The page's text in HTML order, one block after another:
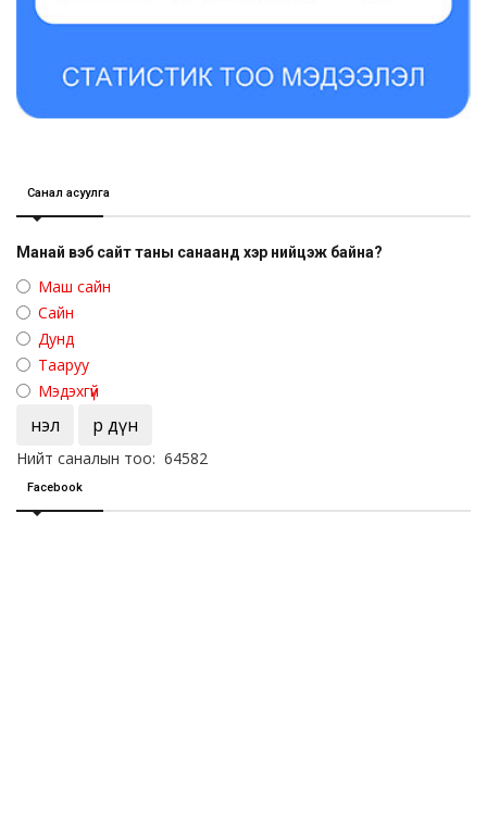
Санал асуулга
Манай вэб сайт таны санаанд хэр нийцэж байна?
Маш сайн
Сайн
Дунд
Тааруу
Мэдэхгүй
Үнэл Үр дүн
Нийт саналын тоо: 64582
Facebook